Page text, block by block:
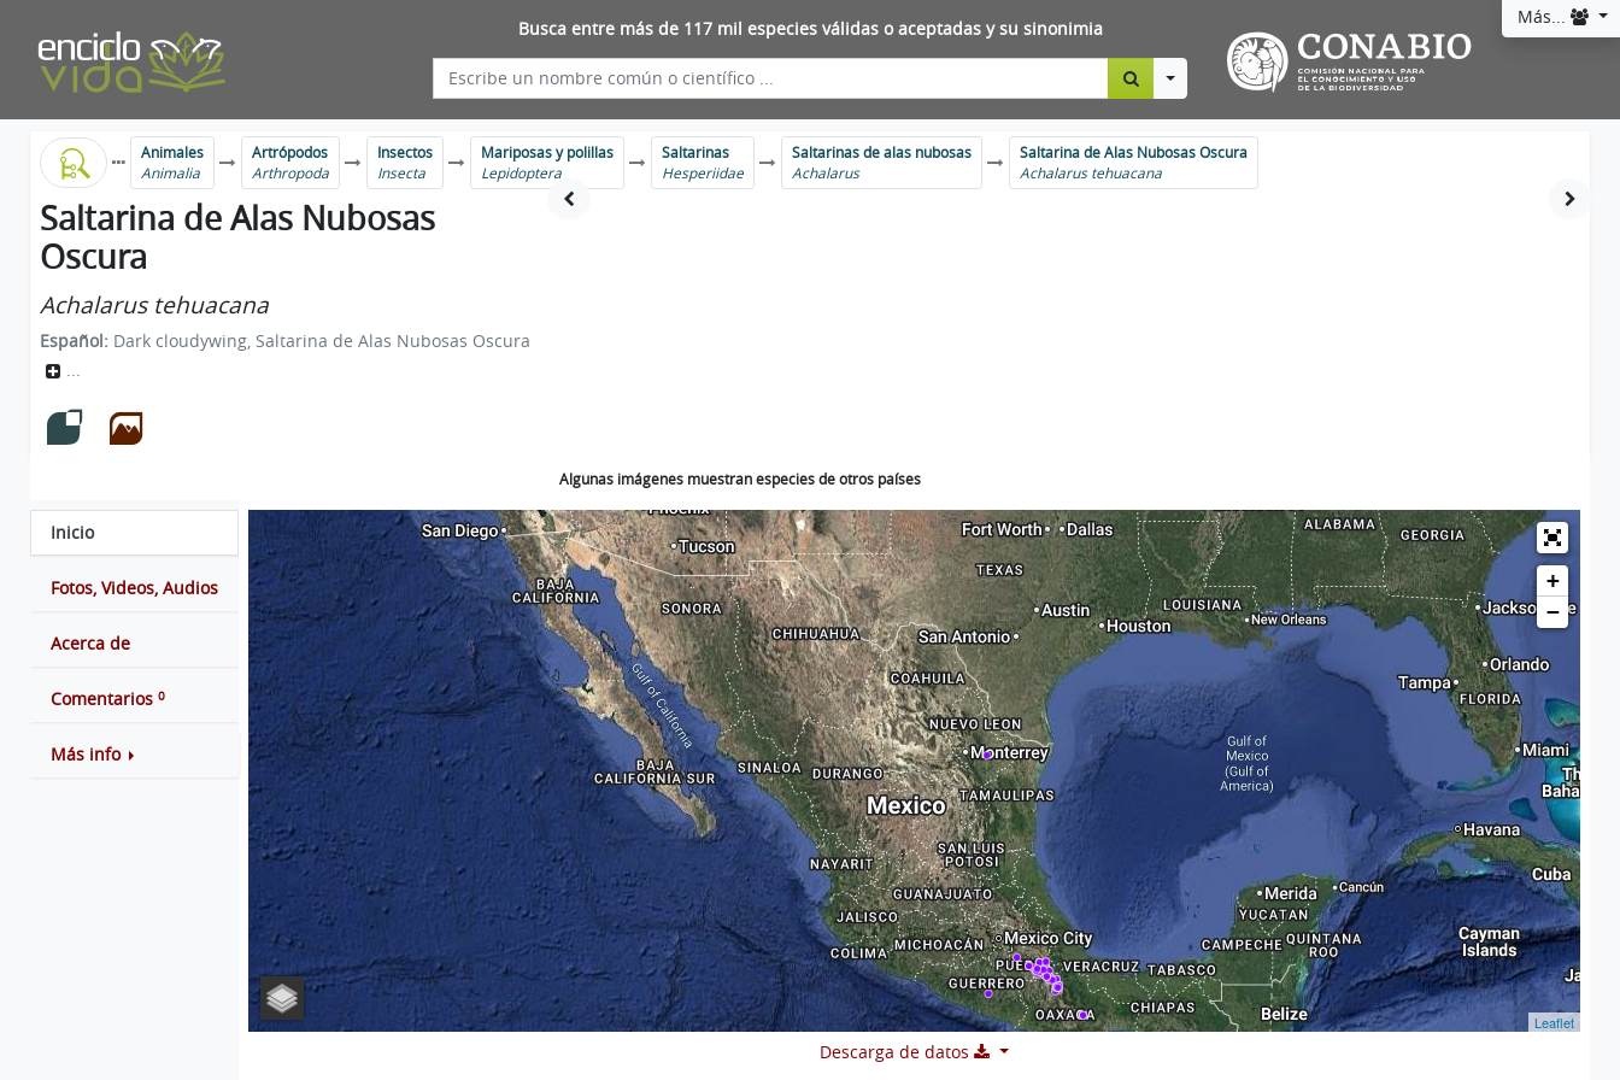
Más...
Busca entre más de 117 mil especies válidas o aceptadas y su sinonimia
Toggle Dropdown
Animales
Animalia
Artrópodos
Arthropoda
Insectos
Insecta
Mariposas y polillas
Lepidoptera
Saltarinas
Hesperiidae
Saltarinas de alas nubosas
Achalarus
Saltarina de Alas Nubosas Oscura
Achalarus tehuacana
Saltarina de Alas Nubosas
Oscura
Achalarus tehuacana
Español: Dark cloudywing, Saltarina de Alas Nubosas Oscura
...
Algunas imágenes muestran especies de otros países
Inicio
Fotos, Videos, Audios
Acerca de
Comentarios 0
Más info
+
−
Leaflet
Descarga de datos